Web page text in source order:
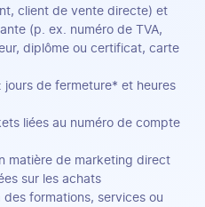
client de vente directe) et
(p. ex. numéro de TVA,
diplôme ou certificat, carte
jours de fermeture* et heures
liées au numéro de compte
matière de marketing direct
sur les achats
formations, services ou